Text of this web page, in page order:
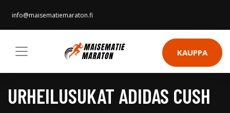
info@maisematiemaraton.fi
KAUPPA
URHEILUSUKAT ADIDAS CUSH